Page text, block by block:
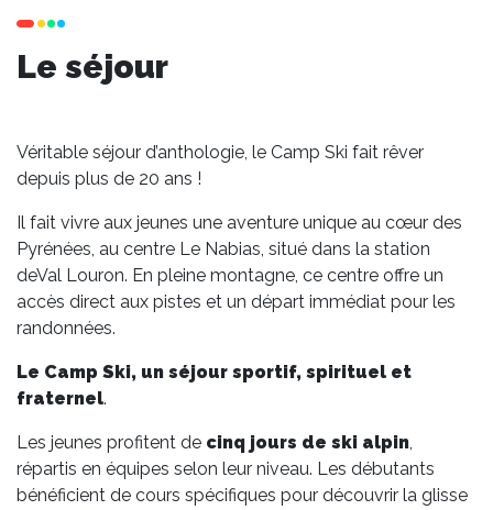
Le séjour
Véritable séjour d’anthologie, le Camp Ski fait rêver
depuis plus de 20 ans !
Il fait vivre aux jeunes une aventure unique au cœur des
Pyrénées, au centre Le Nabias, situé dans la station
deVal Louron. En pleine montagne, ce centre offre un
accès direct aux pistes et un départ immédiat pour les
randonnées.
Le Camp Ski, un séjour sportif, spirituel et
fraternel.
Les jeunes profitent de cinq jours de ski alpin,
répartis en équipes selon leur niveau. Les débutants
bénéficient de cours spécifiques pour découvrir la glisse